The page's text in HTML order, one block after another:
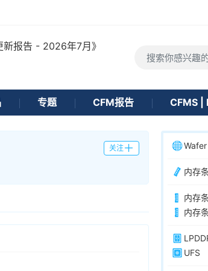
专题 CFM报告 CFMS |
关注 Wafer
内存
内存
内存
UFS